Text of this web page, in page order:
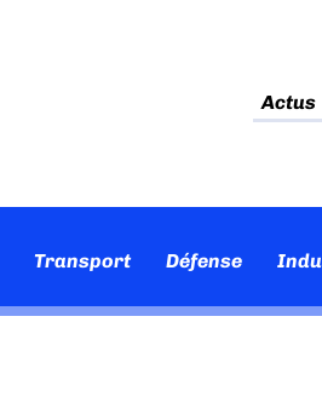
Actus
Transport Défense